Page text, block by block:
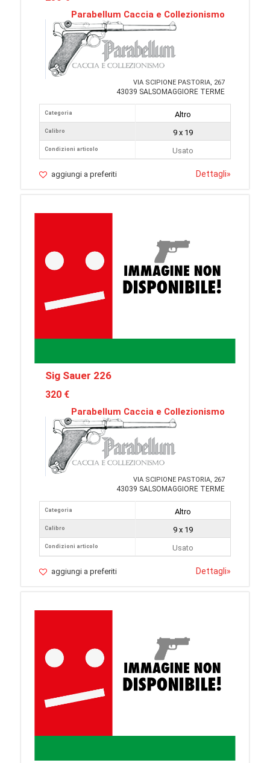
Parabellum Caccia e Collezionismo
VIA SCIPIONE PASTORIA, 267
43039 SALSOMAGGIORE TERME
Categoria
Calibro
Condizioni articolo
Altro
9 x 19
Usato
aggiungi a preferiti Dettagli»
Sig Sauer 226
320 €
Parabellum Caccia e Collezionismo
VIA SCIPIONE PASTORIA, 267
43039 SALSOMAGGIORE TERME
Categoria
Calibro
Condizioni articolo
Altro
9 x 19
Usato
aggiungi a preferiti Dettagli»